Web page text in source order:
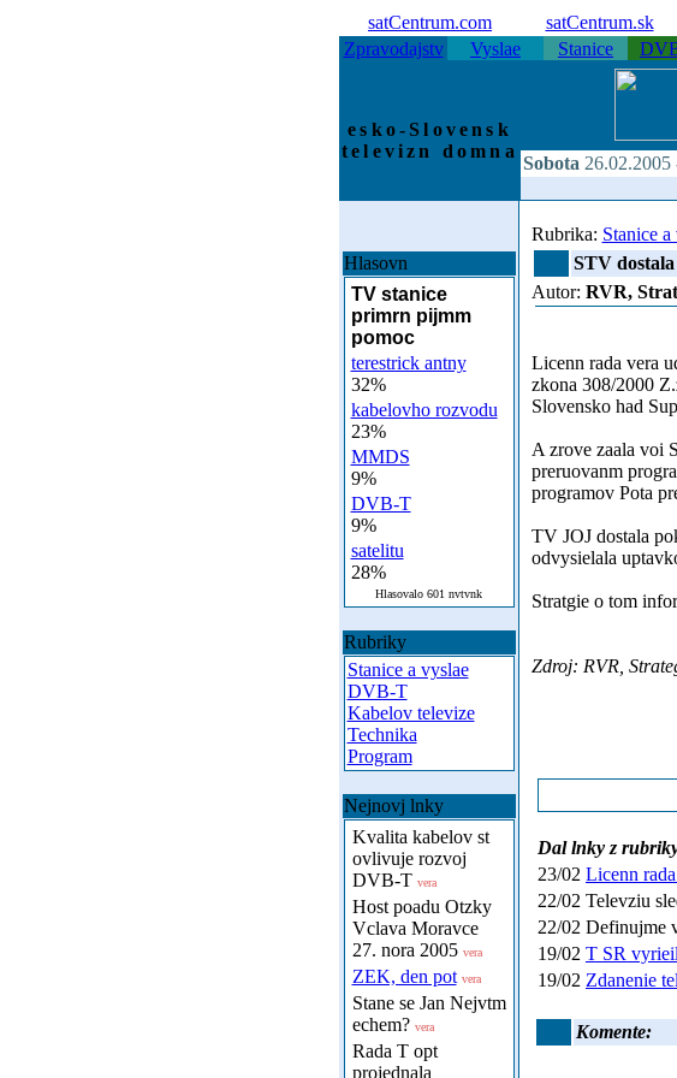
satCentrum.com satCentrum.sk
Zpravodajstv
Vyslae Stanice
esko-Slovensk
televizn domna
Sobota 26.02.2005
Hlasovn
TV stanice
primrn pijmm
pomoc
terestrick antny
32%
kabelovho rozvodu
23%
MMDS
9%
DVB-T
9%
satelitu
28%
Hlasovalo 601 nvtvnk
Rubriky
Stanice a vyslae
DVB-T
Kabelov televize
Technika
Program
Nejnovj lnky
Kvalita kabelov st
ovlivuje rozvoj
DVB-T vera
Host poadu Otzky
Vclava Moravce
27. nora 2005 vera
ZEK, den pot vera
Stane se Jan Nejvtm
echem? vera
Rada T opt
projednala
Rubrika: Stanice a
STV
Autor: RVR,
Licenn rada vera
zkona 308/2000
Slovensko had
A zrove zaala voi
preruovanm
programov Pota
TV JOJ dostala
odvysielala
Stratgie o tom
Zdroj: RVR,
Dal lnky z
23/02 Licenn
22/02 Televziu
22/02 Definujme
19/02 T SR
19/02 Zdanenie
Komente: